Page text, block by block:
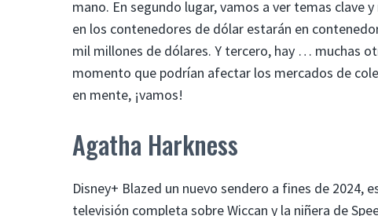
mano. En segundo lugar, vamos a ver temas clave
en los contenedores de dólar estarán en
mil millones de dólares. Y tercero, hay … muchas
momento que podrían afectar los mercados de
en mente, ¡vamos!
Agatha Harkness
Disney+ Blazed un nuevo sendero a fines de 2024,
televisión completa sobre Wiccan y la niñera de